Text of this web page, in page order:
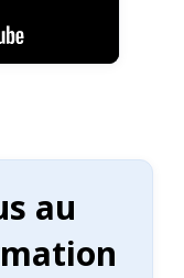
au